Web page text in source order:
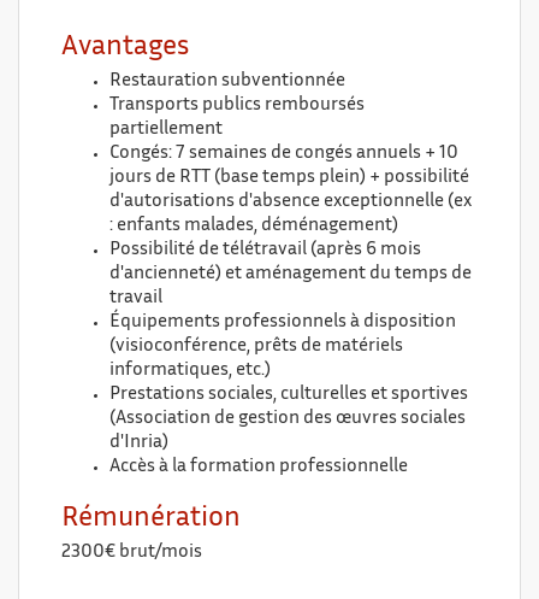
Avantages
Restauration subventionnée
Transports publics remboursés
partiellement
Congés: 7 semaines de congés annuels + 10
jours de RTT (base temps plein) + possibilité
d'autorisations d'absence exceptionnelle (ex
: enfants malades, déménagement)
Possibilité de télétravail (après 6 mois
d'ancienneté) et aménagement du temps de
travail
Équipements professionnels à disposition
(visioconférence, prêts de matériels
informatiques, etc.)
Prestations sociales, culturelles et sportives
(Association de gestion des œuvres sociales
d'Inria)
Accès à la formation professionnelle
Rémunération
2300€ brut/mois